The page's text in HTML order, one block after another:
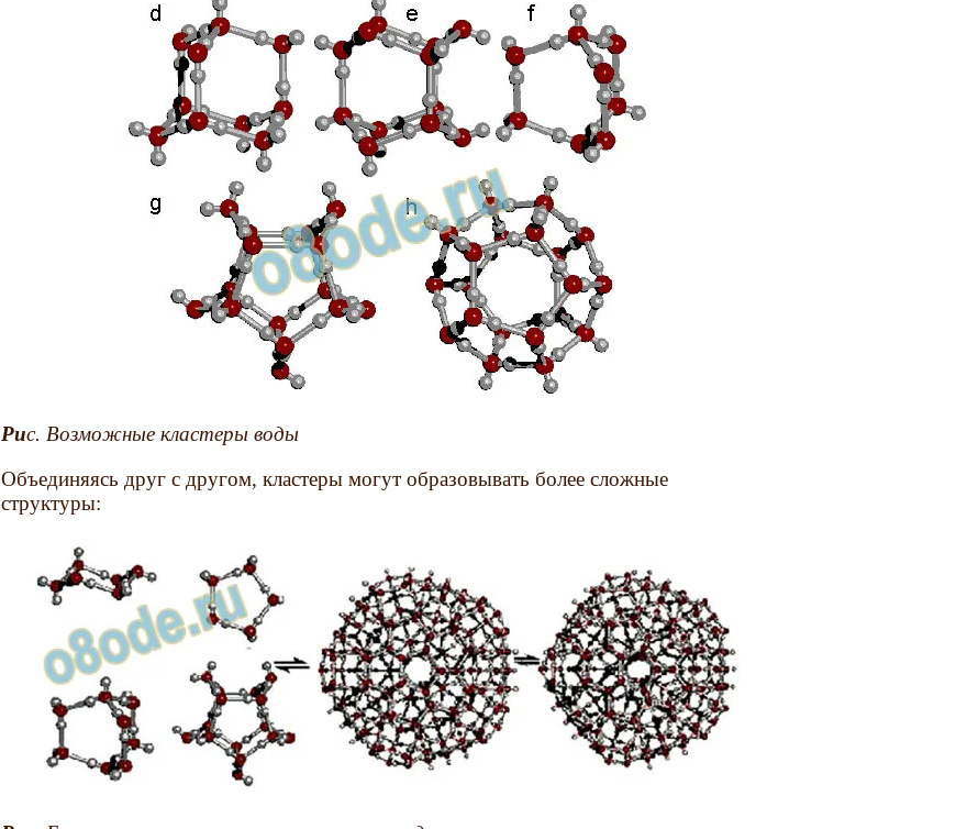
Рис. Возможные кластеры воды
Объединяясь друг с другом, кластеры могут образовывать более сложные
структуры: